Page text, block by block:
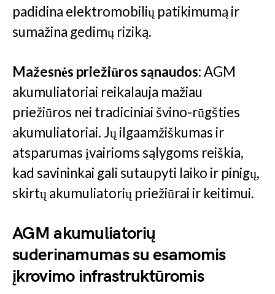
padidina elektromobilių patikimumą ir
sumažina gedimų riziką.
Mažesnės priežiūros sąnaudos:AGM
akumuliatoriai reikalauja mažiau
priežiūros nei tradiciniai švino-rūgšties
akumuliatoriai. Jų ilgaamžiškumas ir
atsparumas įvairioms sąlygoms reiškia,
kad savininkai gali sutaupyti laiko ir pinigų,
skirtų akumuliatorių priežiūrai ir keitimui.
AGM akumuliatorių
suderinamumas su esamomis
įkrovimo infrastruktūromis